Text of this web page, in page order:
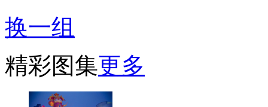
换一组
精彩图集更多